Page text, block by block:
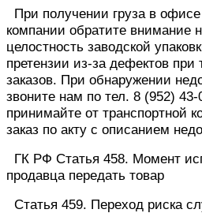
При получении груза в офисе
компании обратите внимание
целостность заводской
претензии из-за дефектов при
заказов. При обнаружении
звоните нам по тел. 8 (952)
принимайте от транспортной
заказ по акту с описанием
ГК РФ Статья 458. Момент
продавца передать товар
Статья 459. Переход риска